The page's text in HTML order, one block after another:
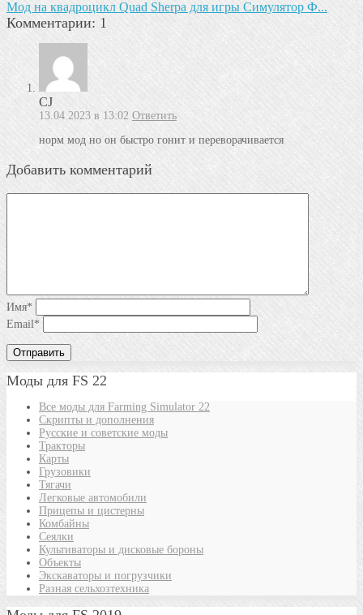
Мод на квадроцикл Quad Sherpa для игры Симулятор Ф...
Комментарии: 1
CJ
13.04.2023 в 13:02 Ответить
норм мод но он быстро гонит и переворачивается
Добавить комментарий
Имя*
Email*
Моды для FS 22
Все моды для Farming Simulator 22
Скрипты и дополнения
Русские и советские моды
Тракторы
Карты
Грузовики
Тягачи
Легковые автомобили
Прицепы и цистерны
Комбайны
Сеялки
Культиваторы и дисковые бороны
Объекты
Экскаваторы и погрузчики
Разная сельхозтехника